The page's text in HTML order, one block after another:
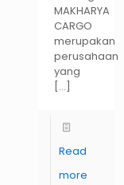
MAKHARYA
CARGO
merupakan
perusahaan
yang
[…]
Read
more